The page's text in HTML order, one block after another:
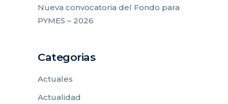
Nueva convocatoria del Fondo para
PYMES – 2026
Categorias
Actuales
Actualidad